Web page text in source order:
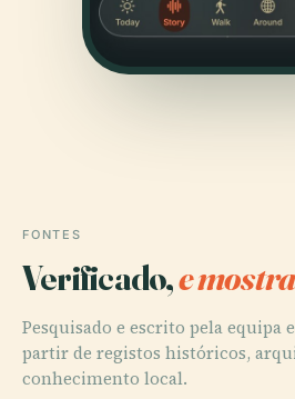
FONTES
Verificado,e
Pesquisado e escrito pela equipa
partir de registos históricos,
conhecimento local.